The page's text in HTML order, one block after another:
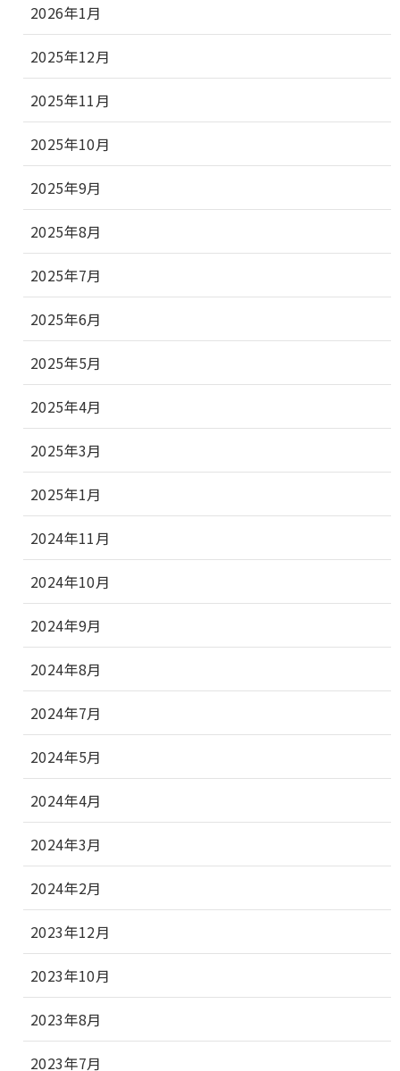
2026年1月
2025年12月
2025年11月
2025年10月
2025年9月
2025年8月
2025年7月
2025年6月
2025年5月
2025年4月
2025年3月
2025年1月
2024年11月
2024年10月
2024年9月
2024年8月
2024年7月
2024年5月
2024年4月
2024年3月
2024年2月
2023年12月
2023年10月
2023年8月
2023年7月